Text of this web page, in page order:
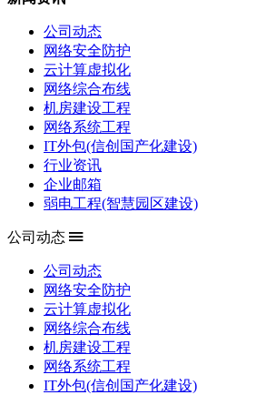
公司动态
网络安全防护
云计算虚拟化
网络综合布线
机房建设工程
网络系统工程
IT外包(信创国产化建设)
行业资讯
企业邮箱
弱电工程(智慧园区建设)
公司动态
公司动态
网络安全防护
云计算虚拟化
网络综合布线
机房建设工程
网络系统工程
IT外包(信创国产化建设)